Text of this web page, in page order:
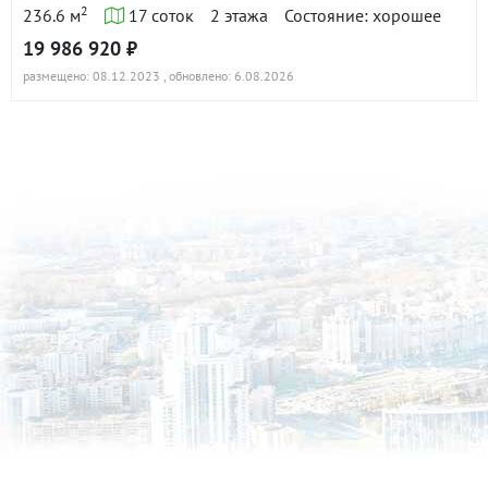
236.6 м2 17 соток 2 этажа Состояние: хорошее
19 986 920 ₽
размещено: 08.12.2023 , обновлено: 6.08.2026